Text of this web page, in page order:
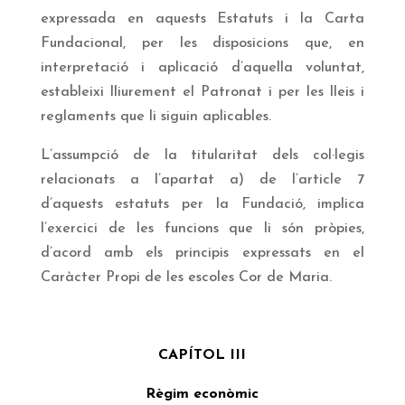
expressada en aquests Estatuts i la Carta
Fundacional, per les disposicions que, en
interpretació i aplicació d’aquella voluntat,
estableixi lliurement el Patronat i per les lleis i
reglaments que li siguin aplicables.
L’assumpció de la titularitat dels col·legis
relacionats a l’apartat a) de l’article 7
d’aquests estatuts per la Fundació, implica
l’exercici de les funcions que li són pròpies,
d’acord amb els principis expressats en el
Caràcter Propi de les escoles Cor de Maria.
CAPÍTOL III
Règim econòmic